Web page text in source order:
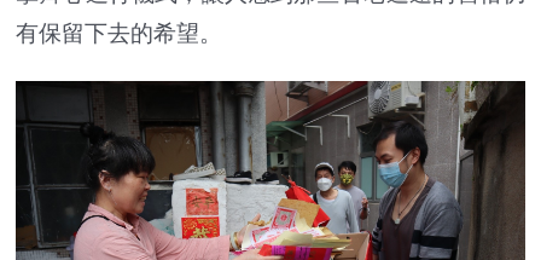
有保留下去的希望。